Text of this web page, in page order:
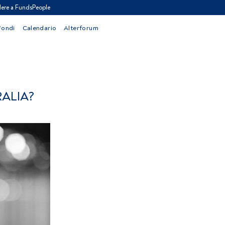
a FundsPeople
Calendario Alterforum